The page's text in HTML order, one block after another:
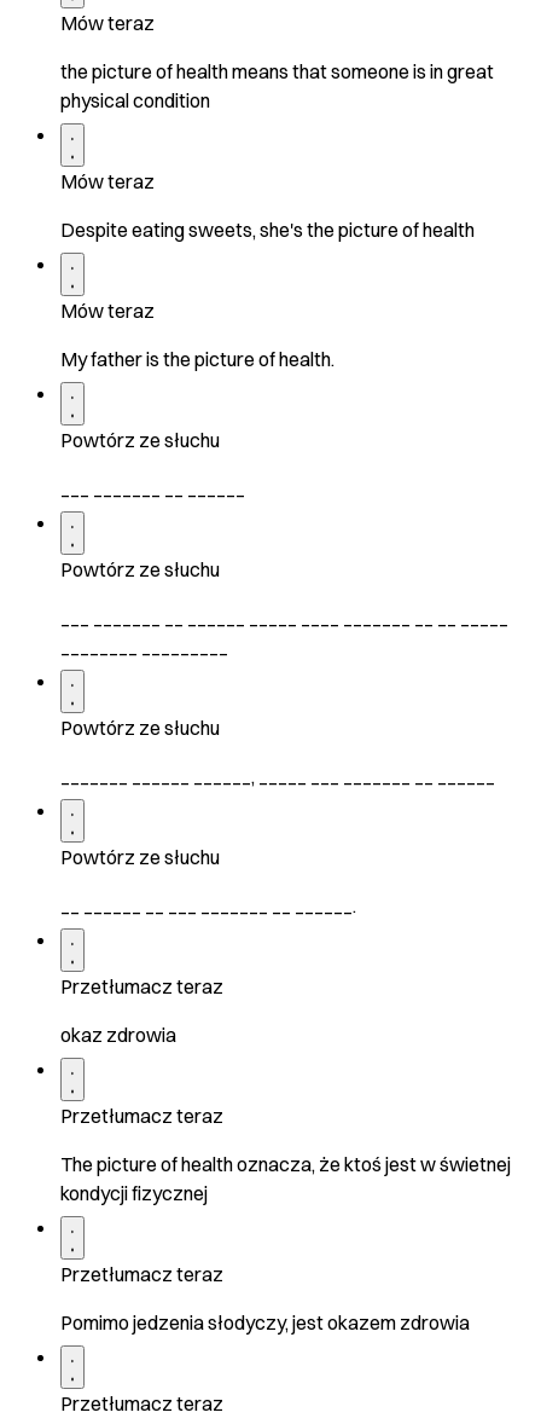
Mów teraz
the picture of health means that someone is in great
physical condition
Mów teraz
Despite eating sweets, she's the picture of health
Mów teraz
My father is the picture of health.
Powtórz ze słuchu
Powtórz ze słuchu
Powtórz ze słuchu
_______ ______ ______, _____ ___ _______ __ ______
Powtórz ze słuchu
__ ______ __ ___ _______ __ ______.
Przetłumacz teraz
okaz zdrowia
Przetłumacz teraz
The picture of health oznacza, że ​​ktoś jest w świetnej
kondycji fizycznej
Przetłumacz teraz
Pomimo jedzenia słodyczy, jest okazem zdrowia
Przetłumacz teraz